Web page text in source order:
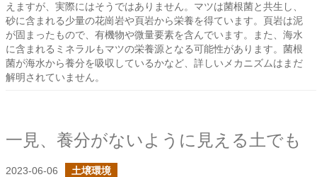
えますが、実際にはそうではありません。マツは菌根菌と共生し、
砂に含まれる少量の花崗岩や頁岩から栄養を得ています。頁岩は泥
が固まったもので、有機物や微量要素を含んでいます。また、海水
に含まれるミネラルもマツの栄養源となる可能性があります。菌根
菌が海水から養分を吸収しているかなど、詳しいメカニズムはまだ
解明されていません。
一見、養分がないように見える土でも
2023-06-06 土壌環境